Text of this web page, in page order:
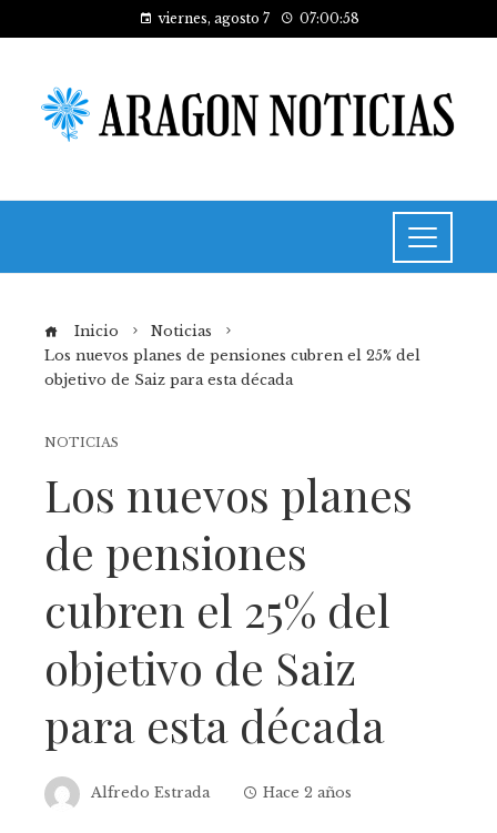
viernes, agosto 7 07:00:58
Inicio
Noticias
Los nuevos planes de pensiones cubren el 25% del
objetivo de Saiz para esta década
NOTICIAS
Los nuevos planes
de pensiones
cubren el 25% del
objetivo de Saiz
para esta década
Alfredo Estrada Hace 2 años